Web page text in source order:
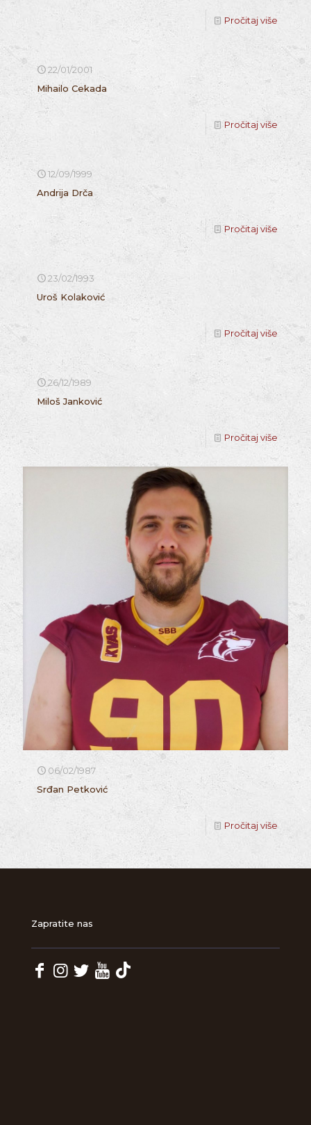
Pročitaj više
22/01/2001
Mihailo Cekada
Pročitaj više
12/09/1999
Andrija Drča
Pročitaj više
23/02/1993
Uroš Kolaković
Pročitaj više
26/12/1989
Miloš Janković
Pročitaj više
06/02/1987
Srđan Petković
Pročitaj više
Zapratite nas